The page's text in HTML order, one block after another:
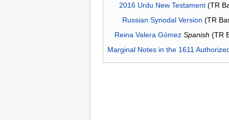
2016 Urdu New Testament(TR
Russian Synodal Version (TR
Reina Valera Gómez Spanish (TR
Marginal Notes in the 1611